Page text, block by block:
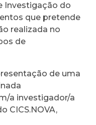
Investigação do
que pretende
realizada no
de
de uma
a investigador/a
CICS.NOVA,